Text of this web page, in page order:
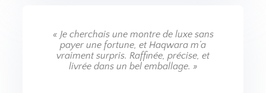
« Je cherchais une montre de luxe sans
payer une fortune, et Haqwara m’a
vraiment surpris. Raffinée, précise, et
livrée dans un bel emballage. »